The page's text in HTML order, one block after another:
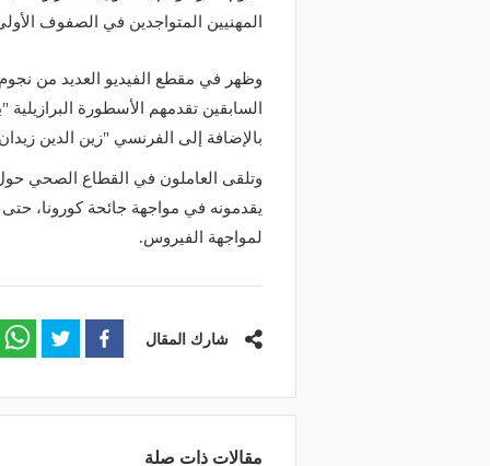
المهنيين المتواجدين في الصفوف
وظهر في مقطع الفيديو العديد من
السابقين تقدمهم الأسطورة البرازيلية
بالإضافة إلى الفرنسي "زين الدين
وتلقى العاملون في القطاع الصحي
يقدمونه في مواجهة جائحة كورونا،
لمواجهة الفيروس.
شارك المقال
مقالات ذات صلة